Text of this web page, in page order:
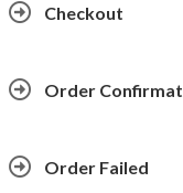
Checkout
Order
Order Failed